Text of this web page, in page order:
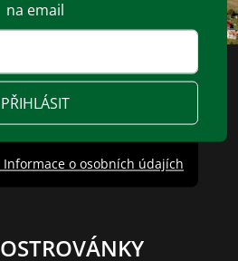
na email
PŘIHLÁSIT
Informace o osobních údajích
OSTROVÁNKY